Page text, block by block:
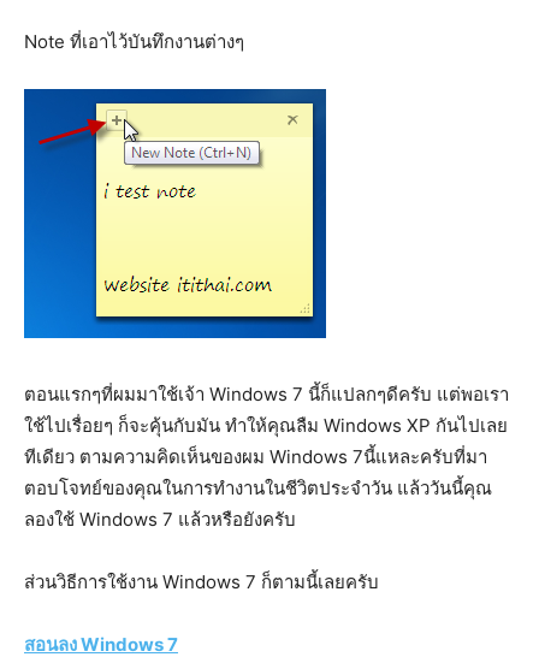
Note ที่เอาไว้บันทึกงานต่างๆ
ตอนแรกๆที่ผมมาใช้เจ้า Windows 7 นี้ก็แปลกๆดีครับ แต่พอเรา
ใช้ไปเรื่อยๆ ก็จะคุ้นกับมัน ทำให้คุณลืม Windows XP กันไปเลย
ทีเดียว ตามความคิดเห็นของผม Windows 7นี้แหละครับที่มา
ตอบโจทย์ของคุณในการทำงานในชีวิตประจำวัน แล้ววันนี้คุณ
ลองใช้ Windows 7 แล้วหรือยังครับ
ส่วนวิธีการใช้งาน Windows 7 ก็ตามนี้เลยครับ
สอนลง Windows 7